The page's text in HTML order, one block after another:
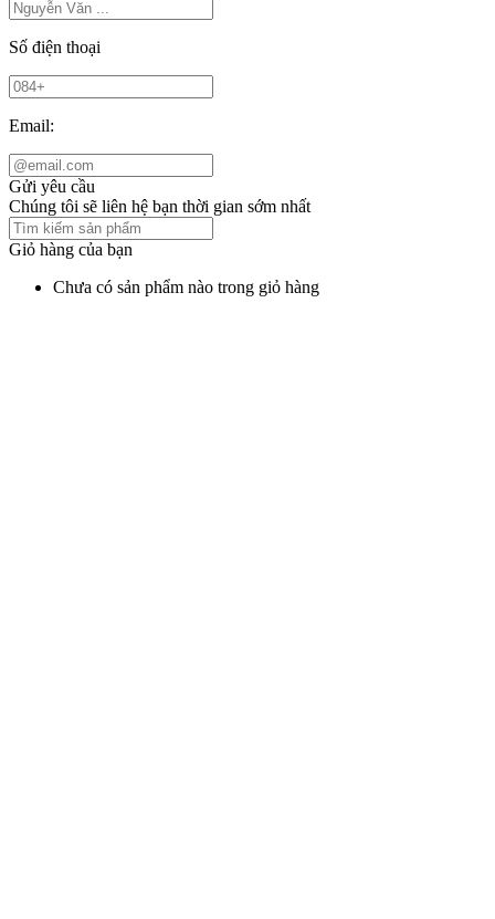
Số điện thoại
Email:
Gửi yêu cầu
Chúng tôi sẽ liên hệ bạn thời gian sớm nhất
Giỏ hàng của bạn
Chưa có sản phẩm nào trong giỏ hàng